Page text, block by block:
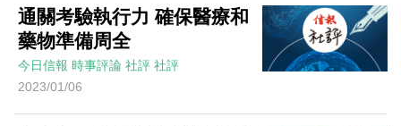
通關考驗執行力 確保醫療和
藥物準備周全
今日信報 時事評論 社評 社評
2023/01/06